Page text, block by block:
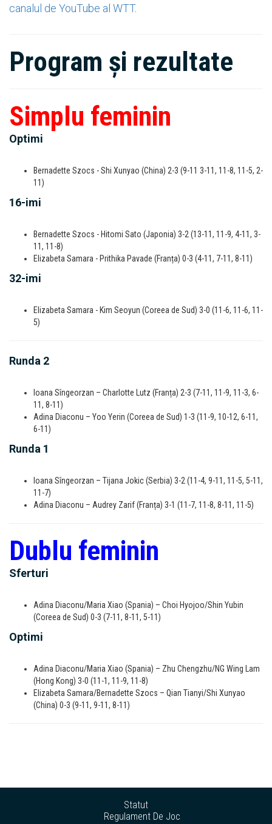
canalul de YouTube al WTT.
Program și rezultate
Simplu feminin
Optimi
Bernadette Szocs - Shi Xunyao (China) 2-3 (9-11 3-11, 11-8, 11-5, 2-
11)
16-imi
Bernadette Szocs - Hitomi Sato (Japonia) 3-2 (13-11, 11-9, 4-11, 3-
11, 11-8)
Elizabeta Samara - Prithika Pavade (Franța) 0-3 (4-11, 7-11, 8-11)
32-imi
Elizabeta Samara - Kim Seoyun (Coreea de Sud) 3-0 (11-6, 11-6, 11-
5)
Runda 2
Ioana Sîngeorzan – Charlotte Lutz (Franța) 2-3 (7-11, 11-9, 11-3, 6-
11, 8-11)
Adina Diaconu – Yoo Yerin (Coreea de Sud) 1-3 (11-9, 10-12, 6-11,
6-11)
Runda 1
Ioana Sîngeorzan – Tijana Jokic (Serbia) 3-2 (11-4, 9-11, 11-5, 5-11,
11-7)
Adina Diaconu – Audrey Zarif (Franța) 3-1 (11-7, 11-8, 8-11, 11-5)
Dublu feminin
Sferturi
Adina Diaconu/Maria Xiao (Spania) – Choi Hyojoo/Shin Yubin
(Coreea de Sud) 0-3 (7-11, 8-11, 5-11)
Optimi
Adina Diaconu/Maria Xiao (Spania) – Zhu Chengzhu/NG Wing Lam
(Hong Kong) 3-0 (11-1, 11-9, 11-8)
Elizabeta Samara/Bernadette Szocs – Qian Tianyi/Shi Xunyao
(China) 0-3 (9-11, 9-11, 8-11)
Statut
Regulament De Joc